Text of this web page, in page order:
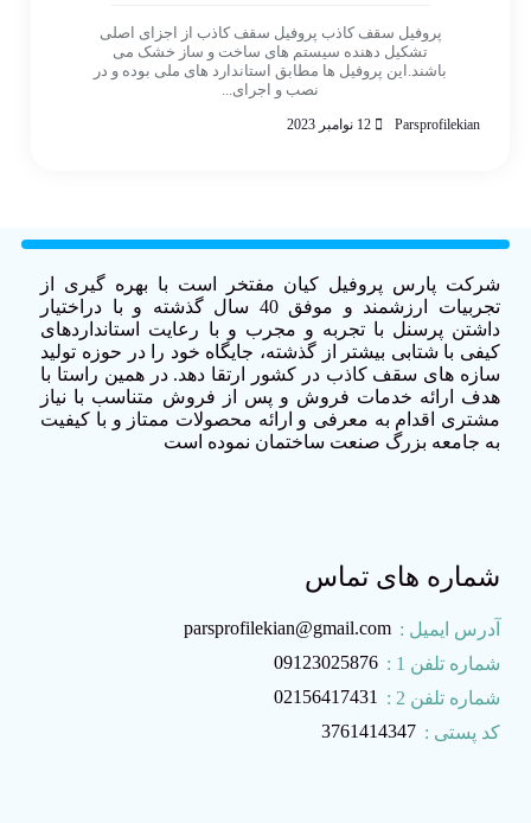
پروفیل سقف کاذب پروفیل سقف کاذب از اجزای اصلی
تشکیل دهنده سیستم های ساخت و ساز خشک می
باشند.این پروفیل ها مطابق استاندارد های ملی بوده و در
نصب و اجرای...
Parsprofilekian
شرکت پارس پروفیل کیان مفتخر است با بهره گیری از
تجربیات ارزشمند و موفق 40 سال گذشته و با دراختیار
داشتن پرسنل با تجربه و مجرب و با رعایت استانداردهای
کیفی با شتابی بیشتر از گذشته، جایگاه خود را در حوزه تولید
سازه های سقف کاذب در کشور ارتقا دهد. در همین راستا با
هدف ارائه خدمات فروش و پس از فروش متناسب با نیاز
مشتری اقدام به معرفی و ارائه محصولات ممتاز و با کیفیت
به جامعه بزرگ صنعت ساختمان نموده است
شماره های تماس
آدرس ایمیل : parsprofilekian@gmail.com
شماره تلفن 1 :
09123025876
شماره تلفن 2 :
02156417431
کد پستی : 3761414347